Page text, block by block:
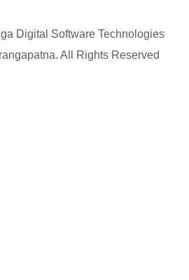
Digital Software Technologies
All Rights Reserved